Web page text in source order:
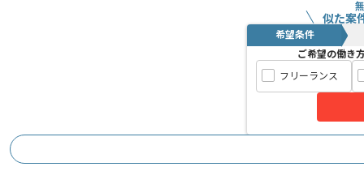
似た案
希望条件
ご希望の働き
フリーランス